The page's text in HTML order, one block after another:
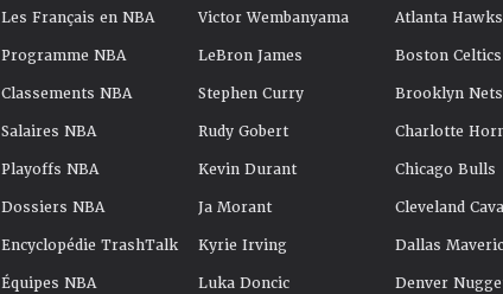
Les Français en NBA
Programme NBA
Classements NBA
Salaires NBA
Playoffs NBA
Dossiers NBA
Encyclopédie TrashTalk
Équipes NBA
Victor Wembanyama
LeBron James
Stephen Curry
Rudy Gobert
Kevin Durant
Ja Morant
Kyrie Irving
Luka Doncic
Atlanta Hawks
Boston Celtics
Brooklyn Nets
Charlotte
Chicago Bulls
Cleveland
Dallas
Denver